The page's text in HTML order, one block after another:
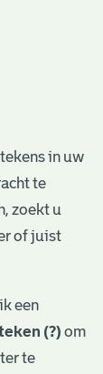
in uw
te
zoekt u
of juist
een
(?) om
te